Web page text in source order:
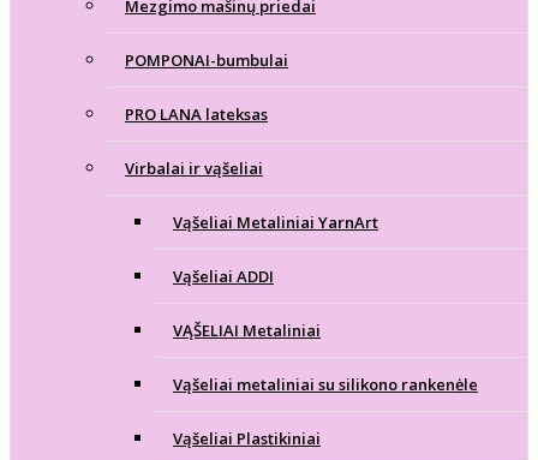
Mezgimo mašinų priedai
POMPONAI-bumbulai
PRO LANA lateksas
Virbalai ir vąšeliai
Vąšeliai Metaliniai YarnArt
Vąšeliai ADDI
VĄŠELIAI Metaliniai
Vąšeliai metaliniai su silikono rankenėle
Vąšeliai Plastikiniai